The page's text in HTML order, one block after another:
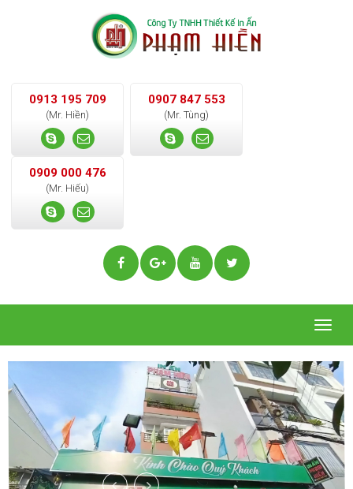
0913 195 709
(Mr. Hiền)
0907 847 553
(Mr. Tùng)
0909 000 476
(Mr. Hiếu)